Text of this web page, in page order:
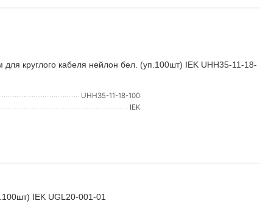
круглого кабеля нейлон бел. (уп.100шт) IEK UHH35-11-18-
UHH35-11-18-100
IEK
IEK UGL20-001-01